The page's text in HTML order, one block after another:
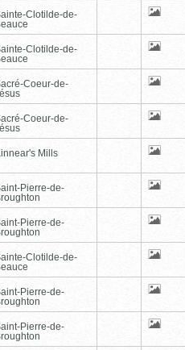
Clotilde-de-
Clotilde-de-
Coeur-de-
Coeur-de-
Mills
Pierre-de-
Pierre-de-
Clotilde-de-
Pierre-de-
Pierre-de-